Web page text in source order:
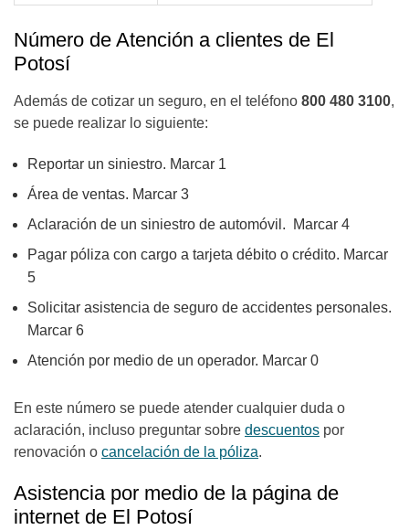
Número de Atención a clientes de El
Potosí
Además de cotizar un seguro, en el teléfono 800 480 3100,
se puede realizar lo siguiente:
Reportar un siniestro. Marcar 1
Área de ventas. Marcar 3
Aclaración de un siniestro de automóvil. Marcar 4
Pagar póliza con cargo a tarjeta débito o crédito. Marcar
5
Solicitar asistencia de seguro de accidentes personales.
Marcar 6
Atención por medio de un operador. Marcar 0
En este número se puede atender cualquier duda o
aclaración, incluso preguntar sobre descuentos por
renovación o cancelación de la póliza.
Asistencia por medio de la página de
internet de El Potosí